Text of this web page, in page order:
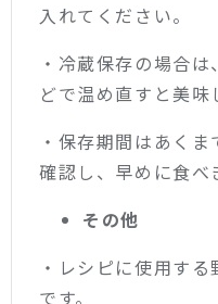
入れてください。
・冷蔵保存の場合
どで温め直すと美味
・保存期間はあく
確認し、早めに食べ
その他
・レシピに使用す
です。